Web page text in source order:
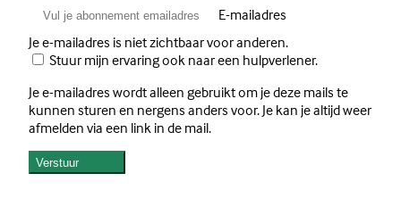
E-mailadres
Je e-mailadres is niet zichtbaar voor anderen.
Stuur mijn ervaring ook naar een hulpverlener.
Je e-mailadres wordt alleen gebruikt om je deze mails te
kunnen sturen en nergens anders voor. Je kan je altijd weer
afmelden via een link in de mail.
Verstuur